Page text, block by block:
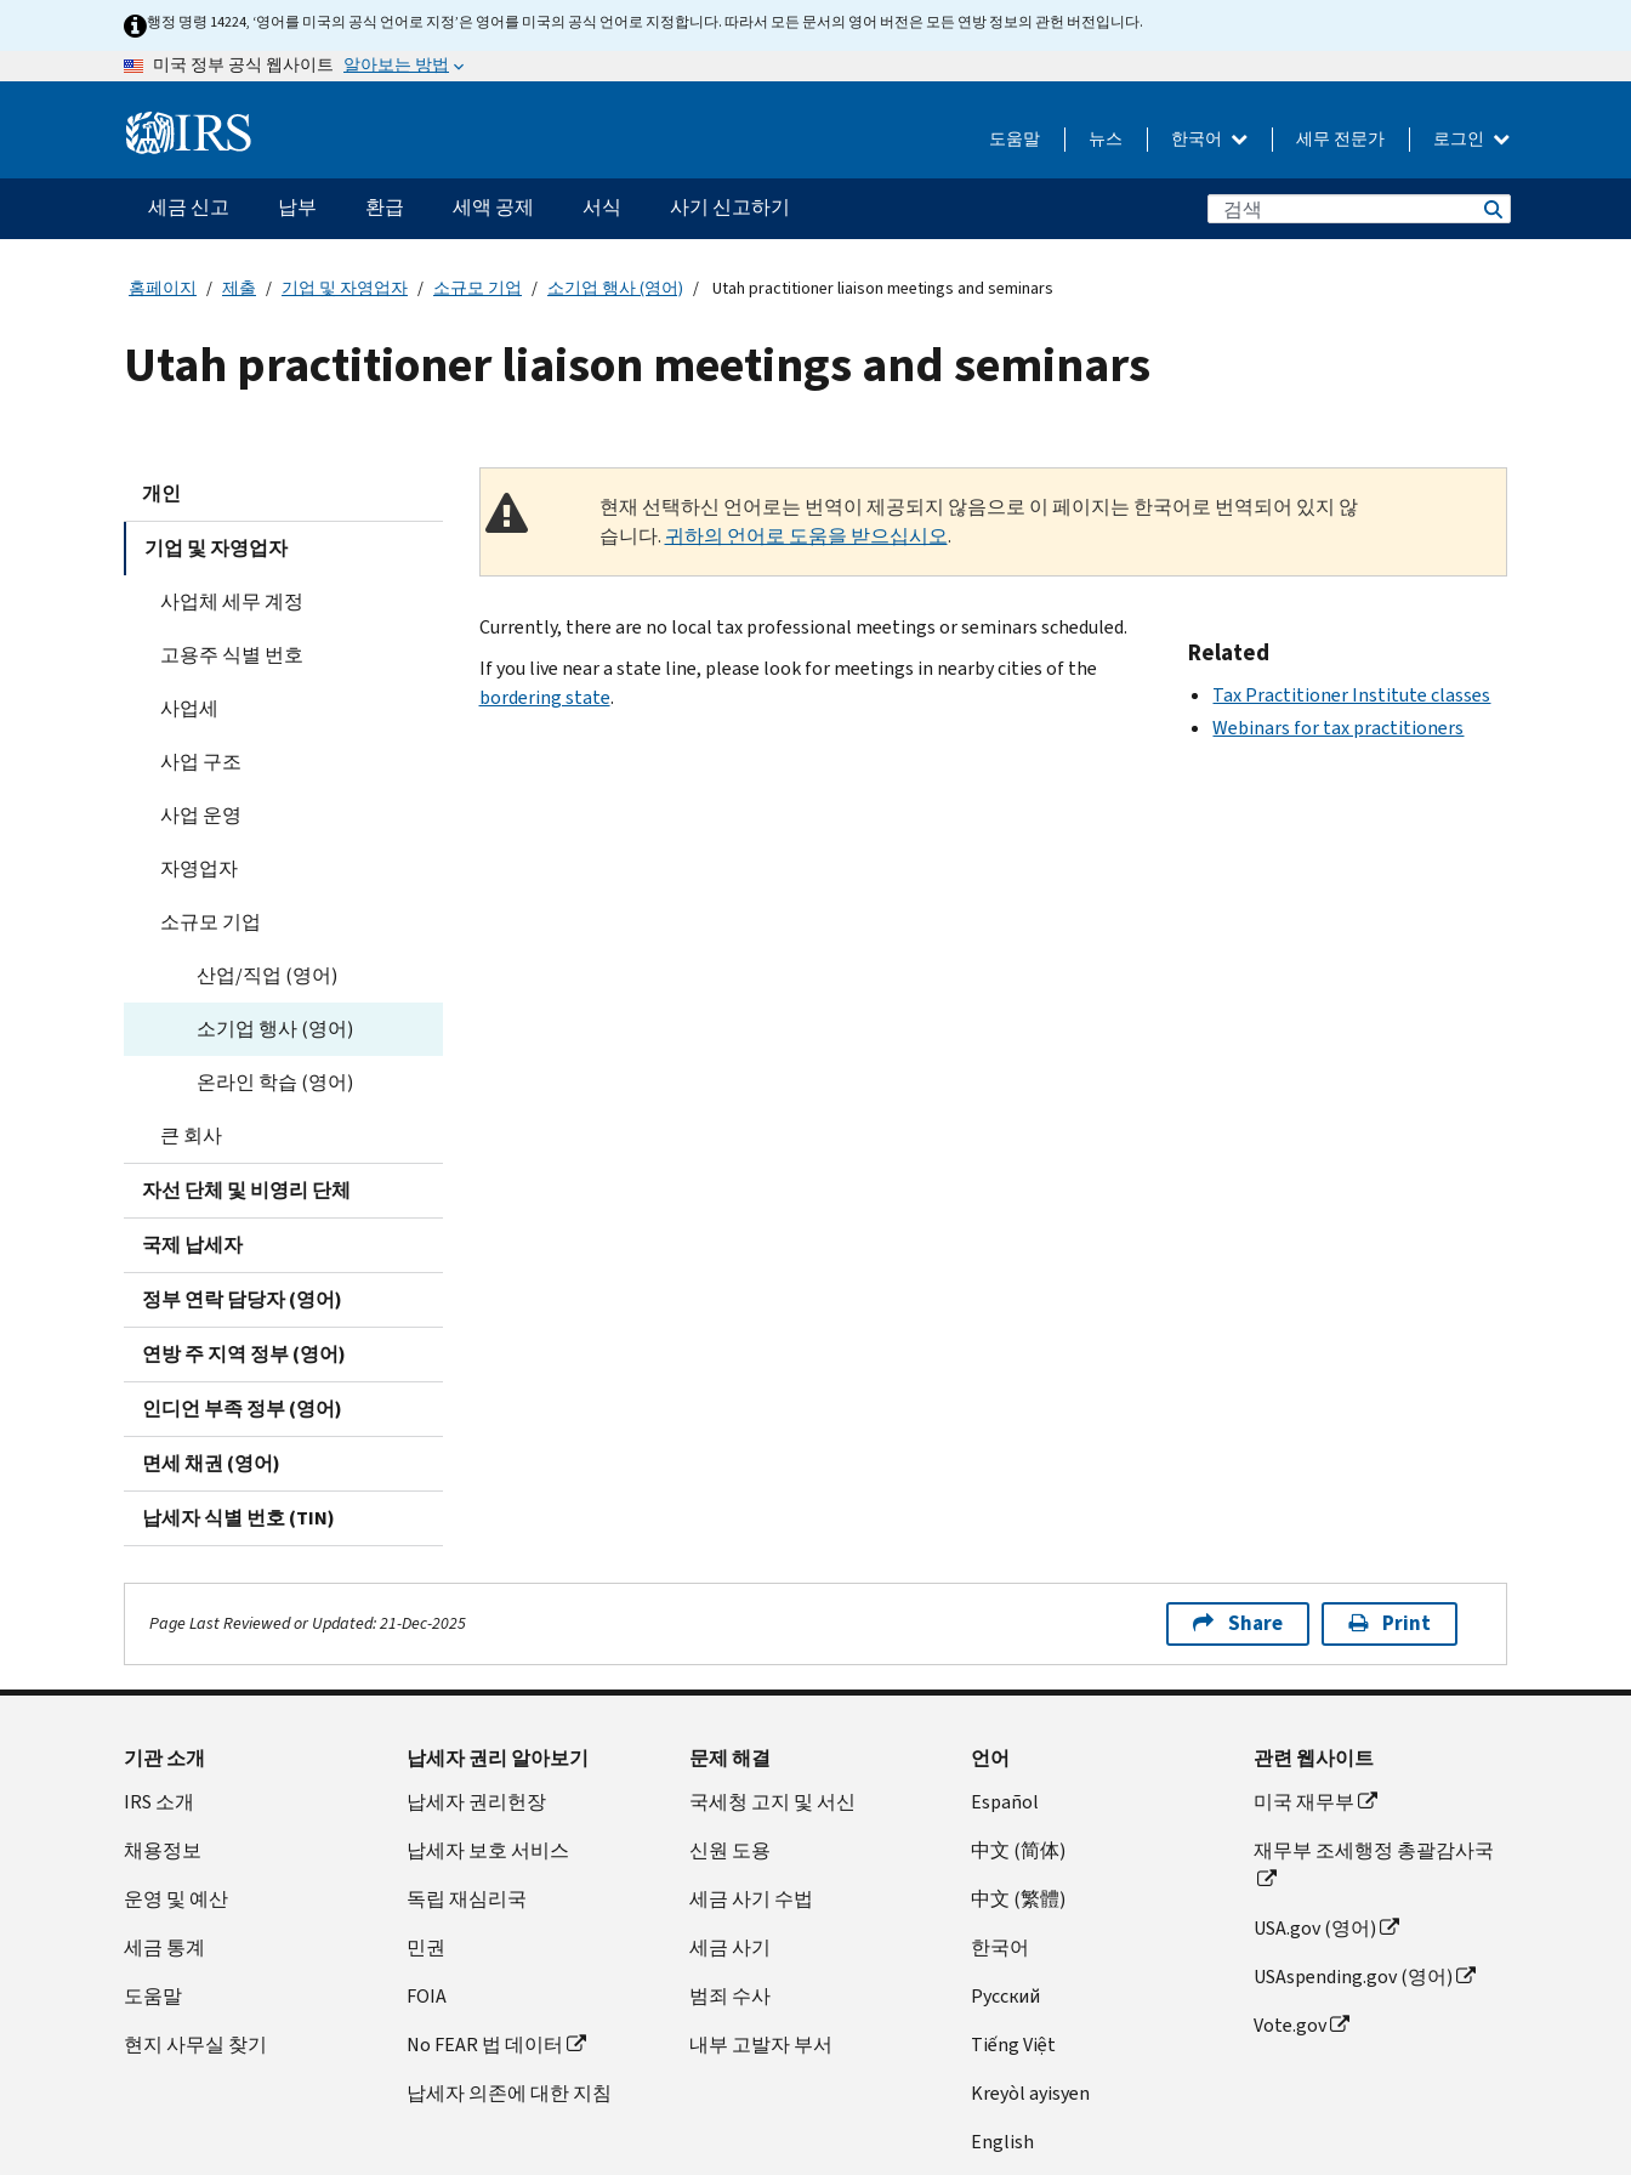
행정 명령 14224, ‘영어를 미국의 공식 언어로 지정’은 영어를 미국의 공식 언어로 지정합니다. 따라서 모든 문서의 영어 버전은 모든 연방 정보의 관헌 버전입니다.
미국 정부 공식 웹사이트 알아보는 방법
Information 도움말 뉴스 한국어 세무 전문가 로그인
메
인
네
게
이
세금 신고 납부 환급 세액 공제 서식 사기 신고하기
홈페이지 제출 기업 및 자영업자 소규모 기업 소기업 행사 (영어) Utah practitioner liaison meetings and seminars
Utah practitioner liaison meetings and seminars
개인
기업 및 자영업자
사업체 세무 계정
고용주 식별 번호
사업세
사업 구조
사업 운영
자영업자
소규모 기업
산업/직업 (영어)
소기업 행사 (영어)
온라인 학습 (영어)
큰 회사
자선 단체 및 비영리 단체
국제 납세자
정부 연락 담당자 (영어)
연방 주 지역 정부 (영어)
인디언 부족 정부 (영어)
면세 채권 (영어)
납세자 식별 번호 (TIN)
현재 선택하신 언어로는 번역이 제공되지 않음으로 이 페이지는 한국어로 번역되어 있지 않
습니다. 귀하의 언어로 도움을 받으십시오.
Currently, there are no local tax professional meetings or seminars scheduled.
If you live near a state line, please look for meetings in nearby cities of the
bordering state.
Related
Tax Practitioner Institute classes
Webinars for tax practitioners
Page Last Reviewed or Updated: 21-Dec-2025 Share Print
기관 소개
IRS 소개
채용정보
운영 및 예산
세금 통계
도움말
현지 사무실 찾기
납세자 권리 알아보기
납세자 권리헌장
납세자 보호 서비스
독립 재심리국
민권
FOIA
No FEAR 법 데이터
납세자 의존에 대한 지침
문제 해결
국세청 고지 및 서신
신원 도용
세금 사기 수법
세금 사기
범죄 수사
내부 고발자 부서
언어
Español
中文 (简体)
中文 (繁體)
한국어
Pусский
Tiếng Việt
Kreyòl ayisyen
English
관련 웹사이트
미국 재무부
재무부 조세행정 총괄감사국
USA.gov (영어)
USAspending.gov (영어)
Vote.gov